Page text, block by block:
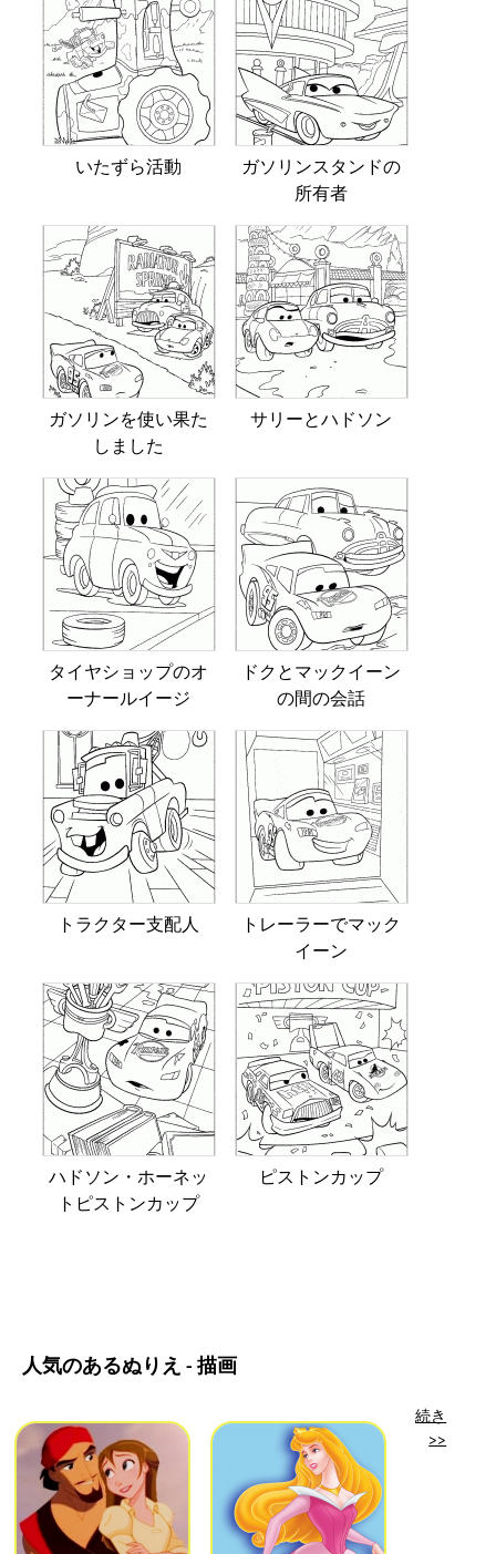
いたずら活動
ガソリンスタンドの
所有者
ガソリンを使い果た
しました
サリーとハドソン
タイヤショップのオ
ーナールイージ
ドクとマックイーン
の間の会話
トラクター支配人
トレーラーでマック
イーン
ハドソン・ホーネッ
トピストンカップ
ピストンカップ
人気のあるぬりえ - 描画
続き
>>